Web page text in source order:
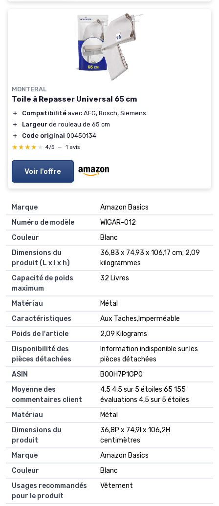
MONTERAL
Toile à Repasser Universal 65 cm
＋ Compatibilité avec AEG, Bosch, Siemens
＋
Largeur de rouleau de 65 cm
＋
Code original 00450134
★★★★★
★★★★★ 4/5 — 1 avis
Voir l'offre
Marque
‎Amazon Basics
Numéro de modèle
‎WIGAR-012
Couleur
‎Blanc
Dimensions du
produit (L x l x h)
‎36,83 x 74,93 x 106,17 cm; 2,09
kilogrammes
Capacité de poids
maximum
‎32 Livres
Matériau
‎Métal
Caractéristiques
‎Aux Taches,Imperméable
Poids de l'article
‎2,09 Kilograms
Disponibilité des
pièces détachées
‎Information indisponible sur les
pièces détachées
ASIN
B00H7P1GPO
Moyenne des
commentaires client
4,5 4,5 sur 5 étoiles 65 155
évaluations 4,5 sur 5 étoiles
Matériau
Métal
Dimensions du
produit
36,8P x 74,9l x 106,2H
centimètres
Marque
Amazon Basics
Couleur
Blanc
Usages recommandés
pour le produit
Vêtement